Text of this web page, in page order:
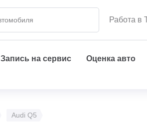
Работа в
Запись на сервис Оценка авто
Audi Q5